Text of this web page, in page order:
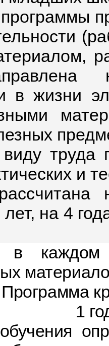
в жизни
труда
и
на 4
в
Программа
1